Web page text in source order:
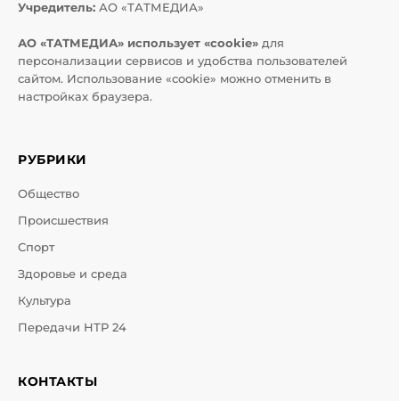
Учредитель: АО «ТАТМЕДИА»
АО «ТАТМЕДИА» использует «cookie» для
персонализации сервисов и удобства пользователей
сайтом. Использование «cookie» можно отменить в
настройках браузера.
РУБРИКИ
Общество
Происшествия
Спорт
Здоровье и среда
Культура
Передачи НТР 24
КОНТАКТЫ